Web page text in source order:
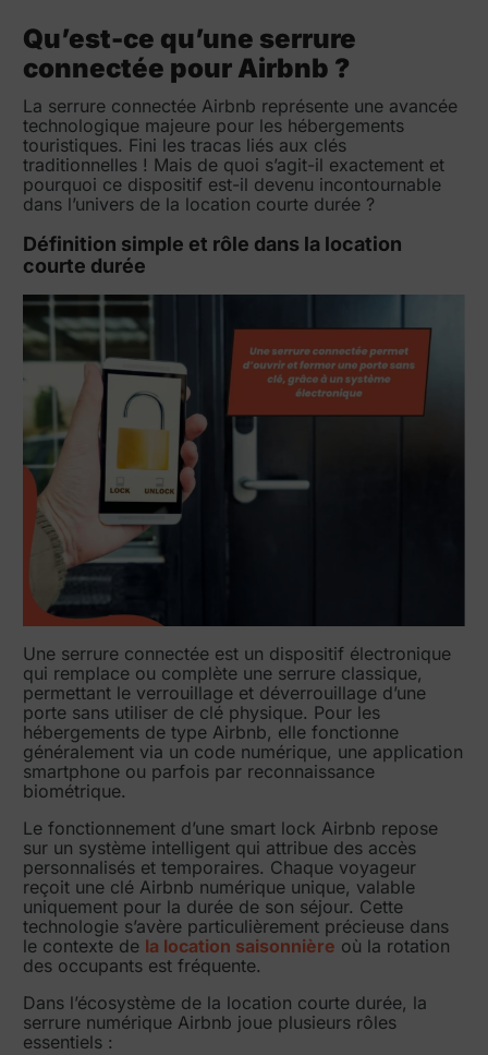
Qu’est-ce qu’une serrure
connectée pour Airbnb ?
La serrure connectée Airbnb représente une avancée
technologique majeure pour les hébergements
touristiques. Fini les tracas liés aux clés
traditionnelles ! Mais de quoi s’agit-il exactement et
pourquoi ce dispositif est-il devenu incontournable
dans l’univers de la location courte durée ?
Définition simple et rôle dans la location
courte durée
Une serrure connectée est un dispositif électronique
qui remplace ou complète une serrure classique,
permettant le verrouillage et déverrouillage d’une
porte sans utiliser de clé physique. Pour les
hébergements de type Airbnb, elle fonctionne
généralement via un code numérique, une application
smartphone ou parfois par reconnaissance
biométrique.
Le fonctionnement d’une smart lock Airbnb repose
sur un système intelligent qui attribue des accès
personnalisés et temporaires. Chaque voyageur
reçoit une clé Airbnb numérique unique, valable
uniquement pour la durée de son séjour. Cette
technologie s’avère particulièrement précieuse dans
le contexte de la location saisonnière où la rotation
des occupants est fréquente.
Dans l’écosystème de la location courte durée, la
serrure numérique Airbnb joue plusieurs rôles
essentiels :